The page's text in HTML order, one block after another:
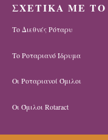
ΣΧΕΤΙΚΑ ΜΕ
Το Διεθνές Ρόταρυ
Το Ροταριανό Ίδρυμα
Οι Ροταριανοί Όμιλοι
Οι Όμιλοι Rotaract